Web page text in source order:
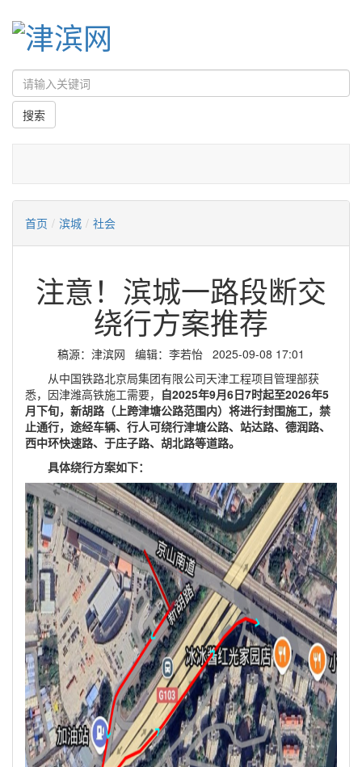
首页 / 滨城 / 社会
注意！滨城一路段断交
绕行方案推荐
稿源：津滨网 编辑：李若怡 2025-09-08 17:01
从中国铁路北京局集团有限公司天津工程项目管理部获
悉，因津潍高铁施工需要， 自2025年9月6日7时起至2026年5
月下旬，新胡路（上跨津塘公路范围内）将进行封围施工，禁
止通行，途经车辆、行人可绕行津塘公路、站达路、德润路、
西中环快速路、于庄子路、胡北路等道路。
具体绕行方案如下：